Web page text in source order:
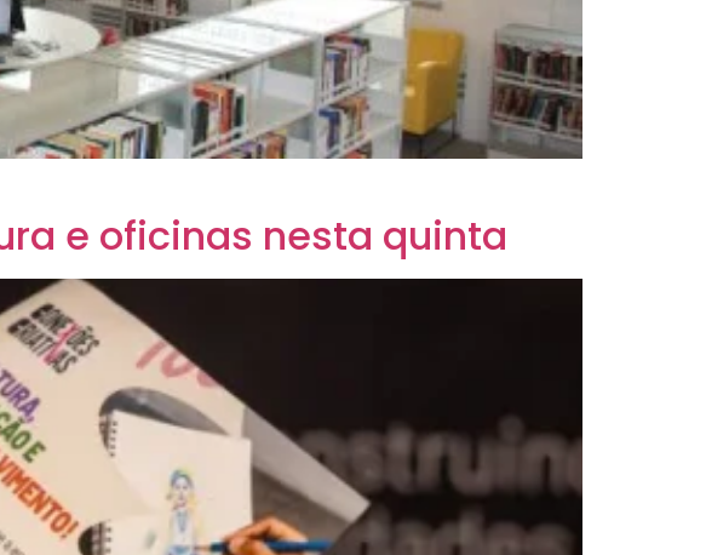
e oficinas nesta quinta